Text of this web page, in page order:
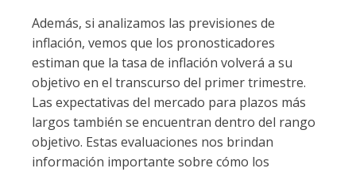
Además, si analizamos las previsiones de
inflación, vemos que los pronosticadores
estiman que la tasa de inflación volverá a su
objetivo en el transcurso del primer trimestre.
Las expectativas del mercado para plazos más
largos también se encuentran dentro del rango
objetivo. Estas evaluaciones nos brindan
información importante sobre cómo los